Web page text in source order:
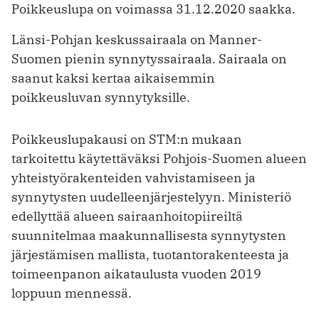
Poikkeuslupa on voimassa 31.12.2020 saakka.
Länsi-Pohjan keskussairaala on Manner-
Suomen pienin synnytyssairaala. Sairaala on
saanut kaksi kertaa aikaisemmin
poikkeusluvan synnytyksille.
Poikkeuslupakausi on STM:n mukaan
tarkoitettu käytettäväksi Pohjois-Suomen alueen
yhteistyörakenteiden vahvistamiseen ja
synnytysten uudelleenjärjestelyyn. Ministeriö
edellyttää alueen sairaanhoitopiireiltä
suunnitelmaa maakunnallisesta synnytysten
järjestämisen mallista, tuotantorakenteesta ja
toimeenpanon aikataulusta vuoden 2019
loppuun mennessä.